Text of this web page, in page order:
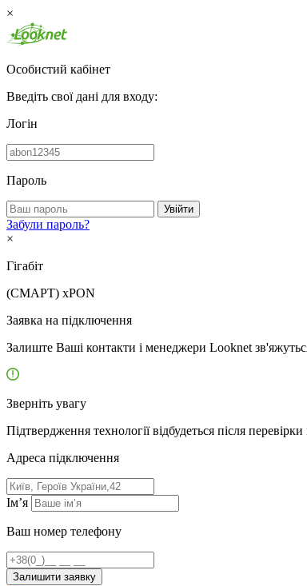
×
Особистий кабінет
Введіть свої дані для входу:
Логін
Пароль
Увійти
Забули пароль?
×
Гігабіт
(СМАРТ) xPON
Заявка на підключення
Залиште Ваші контакти і менеджери Looknet
Зверніть увагу
Підтвердження технології відбудеться після
Адресa підключення
Ім’я
Ваш номер телефону
Залишити заявку